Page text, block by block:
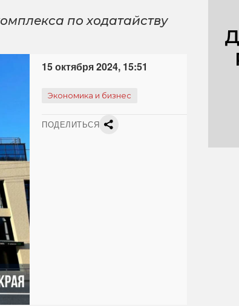
по ходатайству
15 октября 2024, 15:51
Экономика и бизнес
ПОДЕЛИТЬСЯ